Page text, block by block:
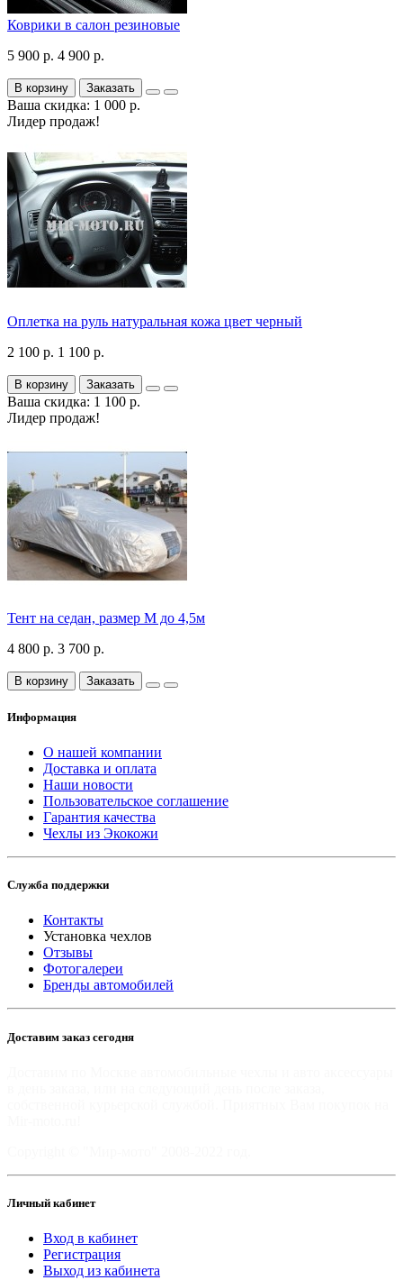
Коврики в салон резиновые
5 900 р. 4 900 р.
В корзину Заказать
Ваша скидка: 1 000 р.
Лидер продаж!
Оплетка на руль натуральная кожа цвет черный
2 100 р. 1 100 р.
В корзину Заказать
Ваша скидка: 1 100 р.
Лидер продаж!
Тент на седан, размер М до 4,5м
4 800 р. 3 700 р.
В корзину Заказать
Информация
О нашей компании
Доставка и оплата
Наши новости
Пользовательское соглашение
Гарантия качества
Чехлы из Экокожи
Служба поддержки
Контакты
Установка чехлов
Отзывы
Фотогалереи
Бренды автомобилей
Доставим заказ сегодня
Личный кабинет
Вход в кабинет
Регистрация
Выход из кабинета